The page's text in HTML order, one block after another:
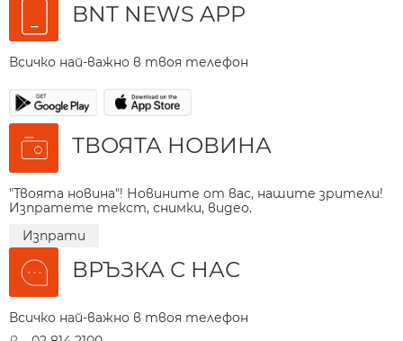
BNT NEWS APP
Всичко най-важно в твоя телефон
ТВОЯТА НОВИНА
"Твоята новина"! Новините от вас, нашите зрители!
Изпратете текст, снимки, видео.
Изпрати
ВРЪЗКА С НАС
Всичко най-важно в твоя телефон